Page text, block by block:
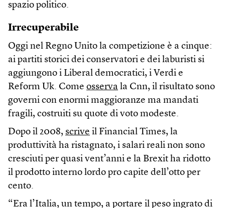
spazio politico.
Irrecuperabile
Oggi nel Regno Unito la competizione è a cinque:
ai partiti storici dei conservatori e dei laburisti si
aggiungono i Liberal democratici, i Verdi e
Reform Uk. Come osserva la Cnn, il risultato sono
governi con enormi maggioranze ma mandati
fragili, costruiti su quote di voto modeste.
Dopo il 2008, scrive il Financial Times, la
produttività ha ristagnato, i salari reali non sono
cresciuti per quasi vent’anni e la Brexit ha ridotto
il prodotto interno lordo pro capite dell’otto per
cento.
“Era l’Italia, un tempo, a portare il peso ingrato di